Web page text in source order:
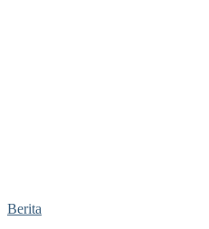
Berita